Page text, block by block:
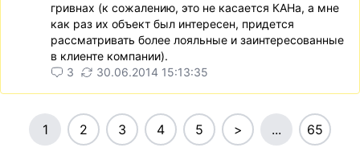
гривнах (к сожалению, это не касается КАНа, а мне
как раз их объект был интересен, придется
рассматривать более лояльные и заинтересованные
в клиенте компании).
3
30.06.2014 15:13:35
1 2 3 4 5 > ... 65